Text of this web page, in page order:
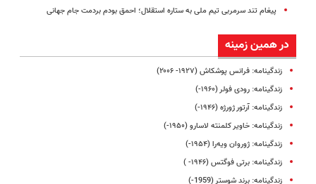
پیغام تند سرمربی تیم ملی به ستاره استقلال؛ احمق بودم بردمت جام جهانی
در همین زمینه
زندگینامه: فرانس پوشکاش (۱۹۲۷- ۲۰۰۶)
زندگینامه: رودی فولر (۱۹۶۰-)
زندگینامه: آرتور ژورژه (۱۹۴۶-)
زندگینامه‌: خاویر کلمنته لاسارو (۱۹۵۰-)
زندگینامه: ژوروان ویه‌را (۱۹۵۴-)
زندگینامه: برتی فوگتس (۱۹۴۶- )
زندگینامه: برند شوستر (1959-)